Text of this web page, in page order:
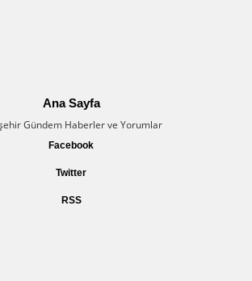
Ana Sayfa
Gündem Haberler ve Yorumlar
Facebook
Twitter
RSS